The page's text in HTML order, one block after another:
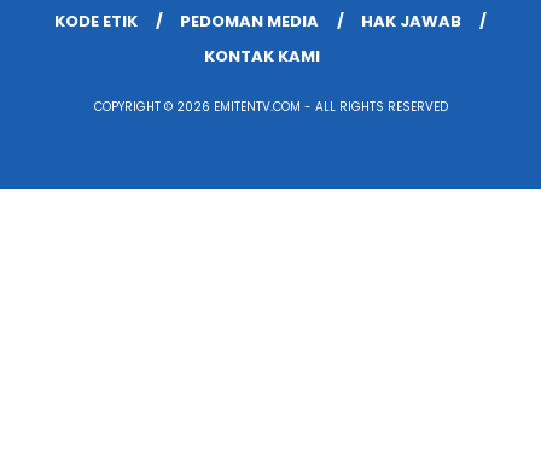
KODE ETIK
PEDOMAN MEDIA
HAK JAWAB
KONTAK KAMI
COPYRIGHT © 2026 EMITENTV.COM - ALL RIGHTS RESERVED